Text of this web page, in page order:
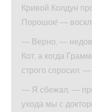
Кривой Колдун
Порошок! —
— Верно, —
Кот, а когда
строго спросил:
— Я сбежал, —
ухода мы с